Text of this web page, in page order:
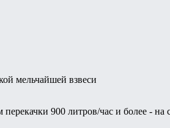
мельчайшей взвеси
900 литров/час и более - на